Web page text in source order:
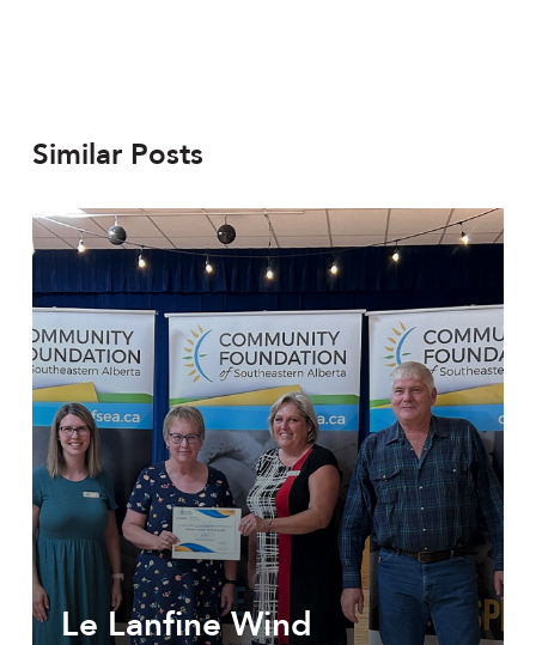
Similar Posts
Le Lanfine Wind